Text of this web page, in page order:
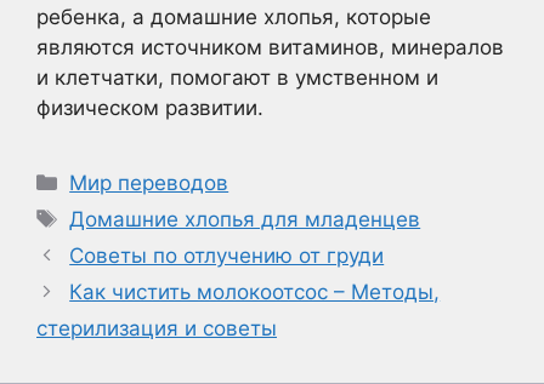
ребенка, а домашние хлопья, которые
являются источником витаминов, минералов
и клетчатки, помогают в умственном и
физическом развитии.
Рубрики
Мир переводов
Метки
Домашние хлопья для младенцев
Советы по отлучению от груди
Как чистить молокоотсос – Методы,
стерилизация и советы